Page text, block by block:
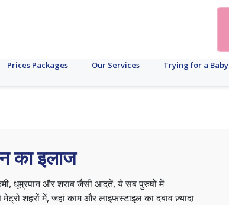
Prices Packages Our Services Trying for a Baby
का इलाज
धूम्रपान और शराब जैसी आदतें, ये सब पुरुषों में
शहरों में, जहां काम और लाइफस्टाइल का दबाव ज़्यादा